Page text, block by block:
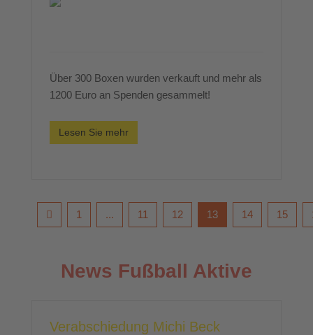
Über 300 Boxen wurden verkauft und mehr als
1200 Euro an Spenden gesammelt!
Lesen Sie mehr
1 ... 11 12 13 14 15
News Fußball Aktive
Verabschiedung Michi Beck